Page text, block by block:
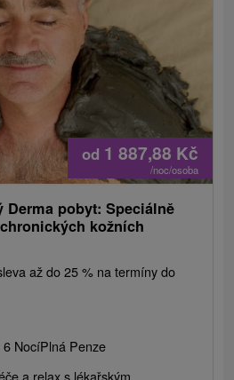
od 1 887,88 Kč
/noc/osoba
Derma pobyt: Speciálně
kožních
až do 25 % na termíny do
6 NocíPlná Penze
a relax s lékařským